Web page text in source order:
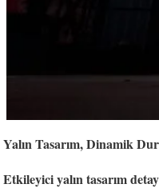
Yalın Tasarım, Dinamik
Etkileyici yalın tasarım